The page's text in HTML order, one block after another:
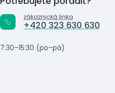
zákaznická linka
+420 323 630 630
7:30–15:30 (po–pá)